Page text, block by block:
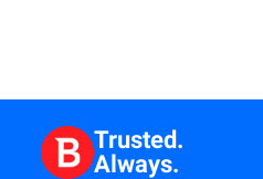
Trusted.
Always.